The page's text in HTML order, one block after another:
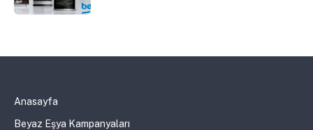
Anasayfa
Beyaz Eşya Kampanyaları